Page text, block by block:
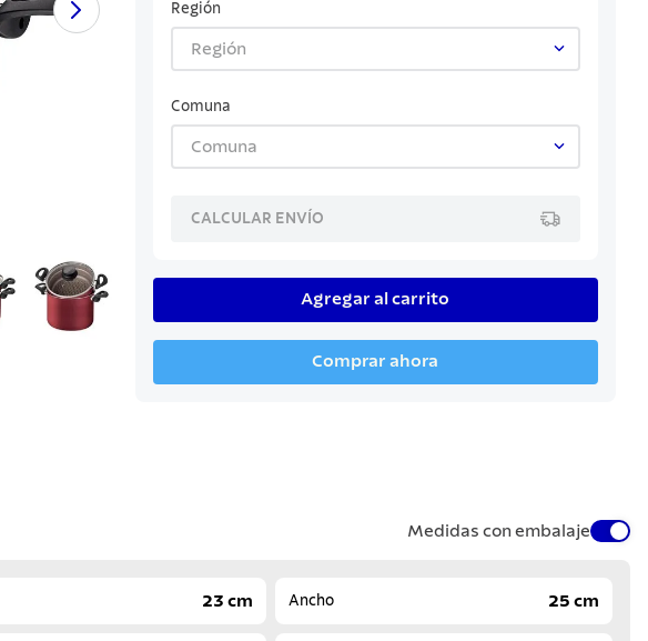
Región
Región
Comuna
Comuna
CALCULAR ENVÍO
Agregar al carrito
Comprar ahora
Medidas con embalaje
23 cm Ancho 25 cm